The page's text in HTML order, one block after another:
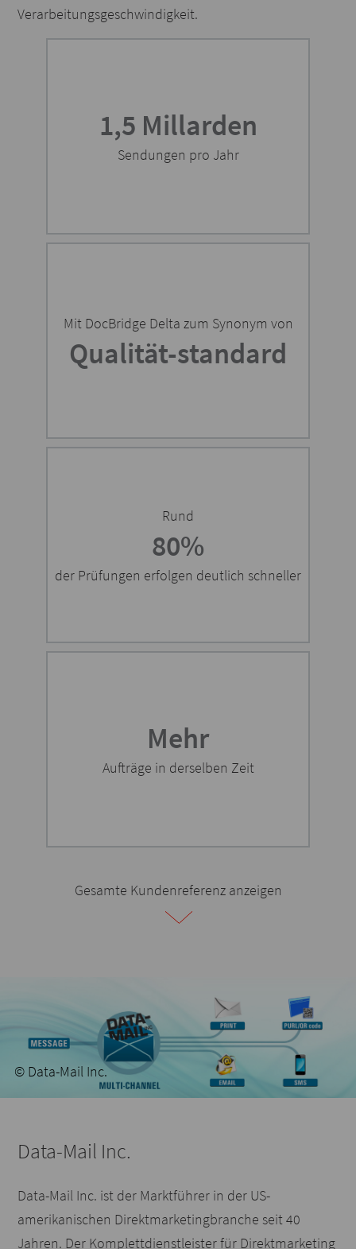
Verarbeitungsgeschwindigkeit.
1,5 Millarden
Sendungen pro Jahr
Mit DocBridge Delta zum Synonym von
Qualität-standard
Rund
80%
der Prüfungen erfolgen deutlich schneller
Mehr
Aufträge in derselben Zeit
Gesamte Kundenreferenz anzeigen
© Data-Mail Inc.
Data-Mail Inc.
Data-Mail Inc. ist der Marktführer in der US-
amerikanischen Direktmarketingbranche seit 40
Jahren. Der Komplettdienstleister für Direktmarketing